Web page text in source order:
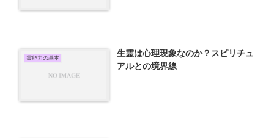
霊能力の基本
生霊は心理現象なのか？スピリチュ
アルとの境界線